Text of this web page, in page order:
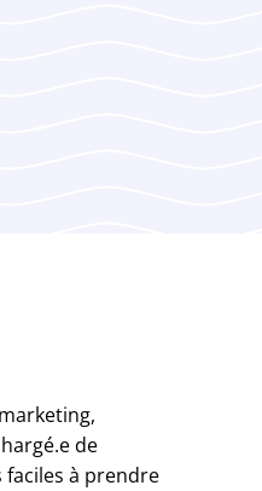
de
à prendre